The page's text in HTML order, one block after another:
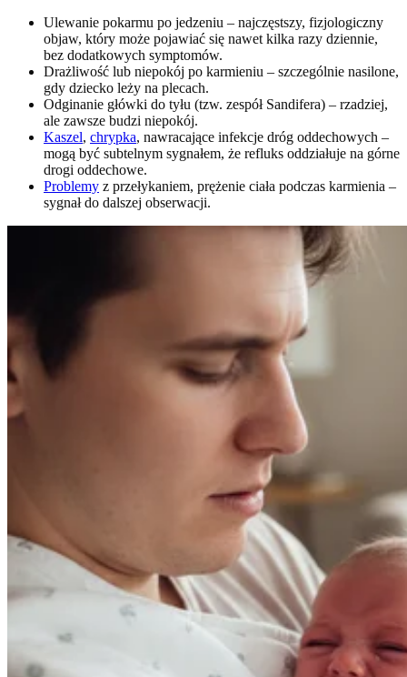
Ulewanie pokarmu po jedzeniu – najczęstszy, fizjologiczny
objaw, który może pojawiać się nawet kilka razy dziennie,
bez dodatkowych symptomów.
Drażliwość lub niepokój po karmieniu – szczególnie nasilone,
gdy dziecko leży na plecach.
Odginanie główki do tyłu (tzw. zespół Sandifera) – rzadziej,
ale zawsze budzi niepokój.
Kaszel, chrypka, nawracające infekcje dróg oddechowych –
mogą być subtelnym sygnałem, że refluks oddziałuje na górne
drogi oddechowe.
Problemy z przełykaniem, prężenie ciała podczas karmienia –
sygnał do dalszej obserwacji.